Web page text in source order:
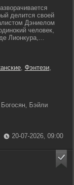
делится своей
Дэниелом
человек,
Лионкура,...
, Фэнтези,
Бэйли
20-07-2026, 09:00